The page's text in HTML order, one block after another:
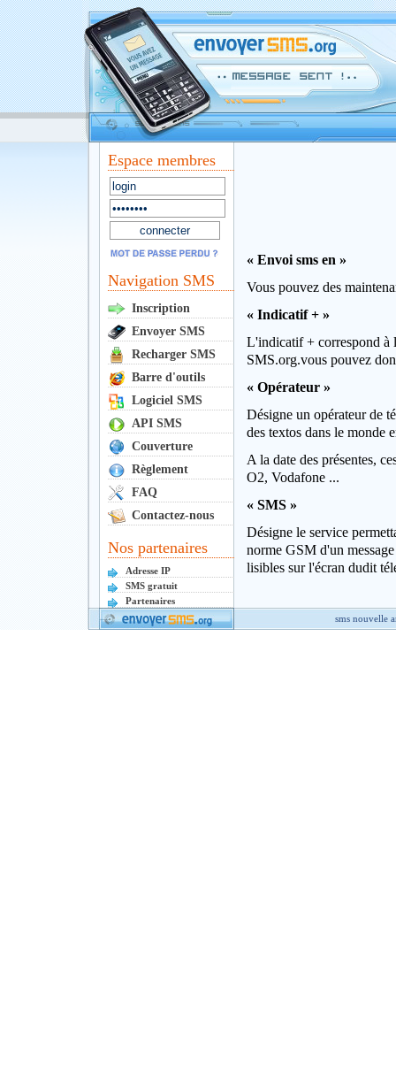
Espace membres
Navigation SMS
Inscription
Envoyer SMS
Recharger SMS
Barre d'outils
Logiciel SMS
API SMS
Couverture
Règlement
FAQ
Contactez-nous
Nos partenaires
Adresse IP
SMS gratuit
Partenaires
« Envoi sms en »
Vous pouvez des
« Indicatif + »
L'indicatif + correspond à
SMS.org.vous pouvez
« Opérateur »
Désigne un opérateur de
des textos dans le monde
A la date des présentes,
O2, Vodafone ...
« SMS »
Désigne le service
norme GSM d'un
lisibles sur l'écran dudit
sms nouvelle